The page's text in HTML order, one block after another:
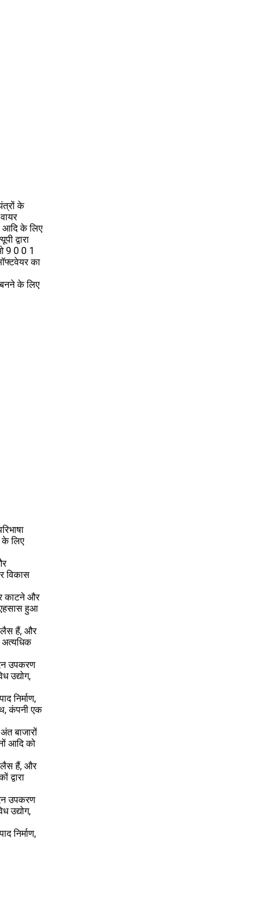
के
आदि के लिए
द्वारा
9 0 0 1
का
बनने के लिए
के लिए
विकास
काटने और
हुआ
लैस हैं, और
अत्यधिक
उपकरण
उद्योग,
निर्माण,
कंपनी एक
बाजारों
आदि को
लैस हैं, और
उपकरण
उद्योग,
निर्माण,